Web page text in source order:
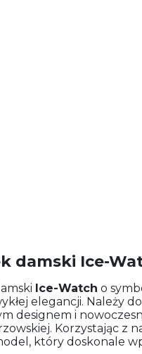
damski Ice-
Ice-Watch o
elegancji. Należy
designem i
Korzystając z
który doskonale